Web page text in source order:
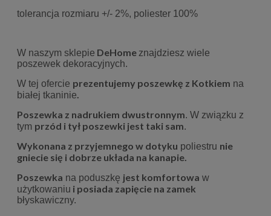
tolerancja rozmiaru +/- 2%, poliester 100%
W naszym sklepie DeHome znajdziesz wiele
poszewek dekoracyjnych.
W tej ofercie prezentujemy poszewkę z Kotkiem na
białej tkaninie.
Poszewka z nadrukiem dwustronnym. W związku z
tym przód i tył poszewki jest taki sam.
Wykonana z przyjemnego w dotyku poliestru nie
gniecie się i dobrze układa na kanapie.
Poszewka na poduszkę jest komfortowa w
użytkowaniu i posiada zapięcie na zamek
błyskawiczny.